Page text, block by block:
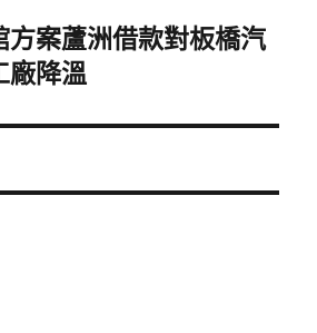
方案蘆洲借款對板橋汽
廠降溫